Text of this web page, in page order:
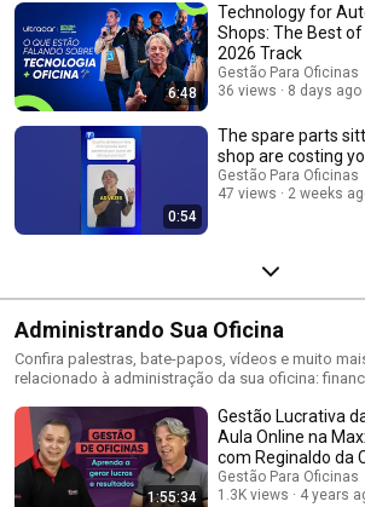
6:48
Technology for
Shops: The Best
2026 Track
Gestão Para Oficinas
36 views
8 days ago
0:54
The spare parts
shop are costing
Gestão Para Oficinas
47 views
2 weeks
Administrando Sua Oficina
Confira palestras, bate-papos, vídeos e muito
relacionado à administração da sua oficina:
donos de oficinas por todo o Brasil, como parte
Luta e Sucesso com o Jornal Oficina Brasil
1:55:34
Gestão Lucrativa
Aula Online na
com Reginaldo da
Automotive
Gestão Para Oficinas
1.3K views
4 years